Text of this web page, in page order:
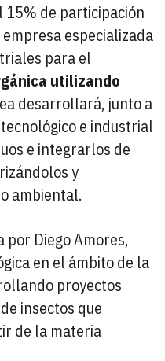
15% de participación
empresa especializada
para el
utilizando
desarrollará, junto a
e industrial
e integrarlos de
y
ambiental.
por Diego Amores,
en el ámbito de la
proyectos
insectos que
de la materia